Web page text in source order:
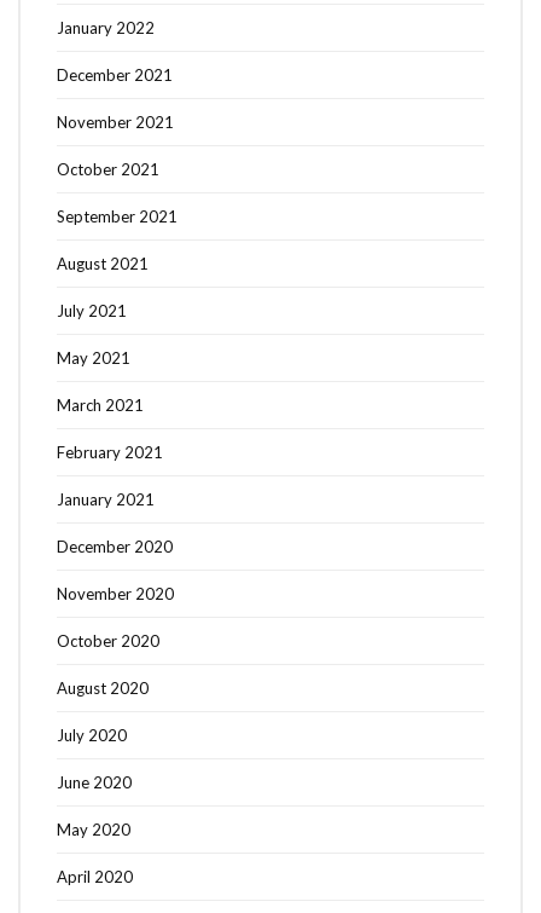
January 2022
December 2021
November 2021
October 2021
September 2021
August 2021
July 2021
May 2021
March 2021
February 2021
January 2021
December 2020
November 2020
October 2020
August 2020
July 2020
June 2020
May 2020
April 2020